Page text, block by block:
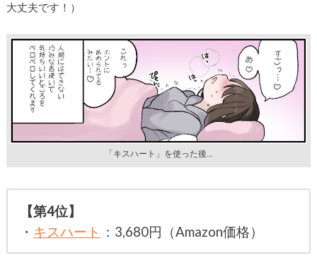
大丈夫です！）
「キスハート」を使った後…
【第4位】
・ キスハート ：3,680円（Amazon価格）